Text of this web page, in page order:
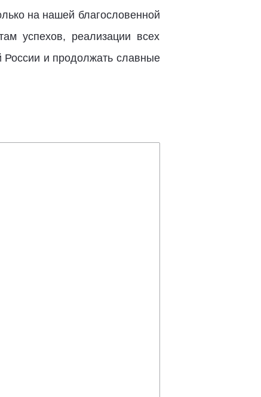
на нашей благословенной
успехов, реализации всех
России и продолжать славные